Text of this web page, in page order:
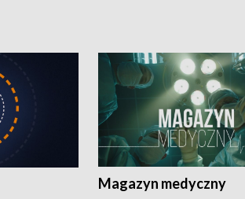
Magazyn medyczny